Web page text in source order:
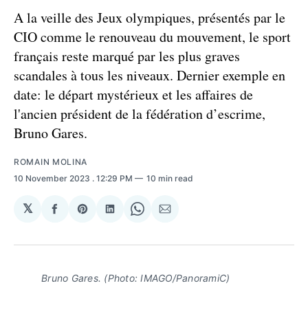
A la veille des Jeux olympiques, présentés par le
CIO comme le renouveau du mouvement, le sport
français reste marqué par les plus graves
scandales à tous les niveaux. Dernier exemple en
date: le départ mystérieux et les affaires de
l'ancien président de la fédération d’escrime,
Bruno Gares.
ROMAIN MOLINA
10 November 2023 . 12:29 PM 10 min read
𝕏
Share
Facebook
Share
Pinterest
Share
LinkedIn
Share
WhatsApp
Share
Email
Bruno Gares. (Photo: IMAGO/PanoramiC)